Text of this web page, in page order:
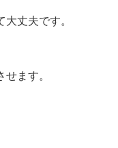
大丈夫です。
ます。